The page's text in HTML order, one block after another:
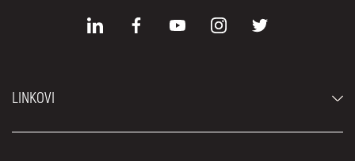
LINKOVI